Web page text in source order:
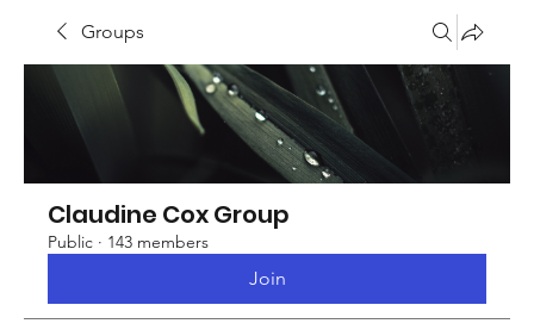
Groups
Claudine Cox Group
Public · 143 members
Join